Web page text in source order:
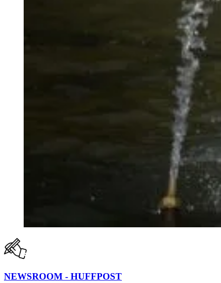
NEWSROOM - HUFFPOST